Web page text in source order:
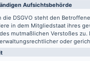
Aufsichts­behörde
die DSGVO steht den
in dem Mitgliedstaat ihres
mutmaßlichen Verstoßes
oder